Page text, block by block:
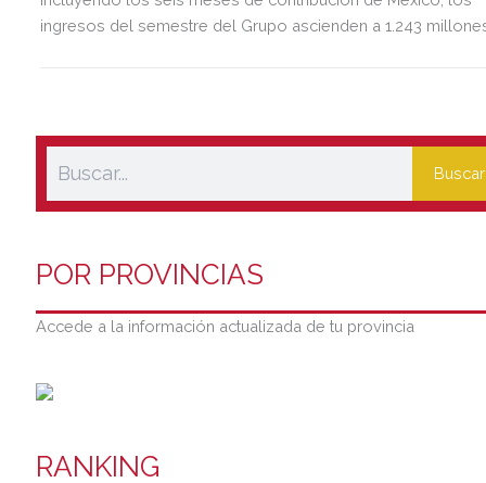
ingresos del semestre del Grupo ascienden a 1.243
Buscar
POR PROVINCIAS
Accede a la información actualizada de tu provincia
RANKING